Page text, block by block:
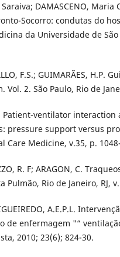
DAMASCENO, Maria
Socorro: condutas do
da Universidade de
F.S.; GUIMARÃES, H.P.
Vol. 2. São Paulo, Rio de
Patient-ventilator
pressure support versus
Care Medicine, v.35, p.
R. F; ARAGON, C.
Pulmão, Rio de Janeiro, RJ,
A.E.P.L.
de enfermagem "“
2010; 23(6); 824-30.